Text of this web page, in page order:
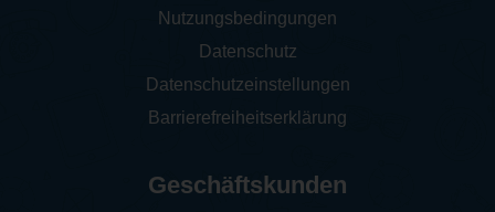
Nutzungsbedingungen
Datenschutz
Datenschutzeinstellungen
Barrierefreiheitserklärung
Geschäftskunden